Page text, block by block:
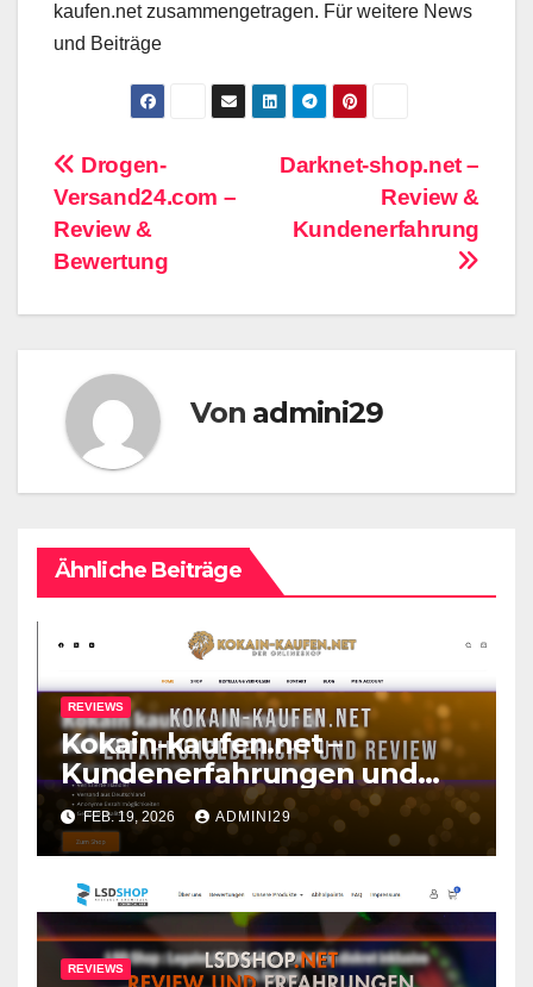
kaufen.net zusammengetragen. Für weitere News
und Beiträge
Beitragsnavigation
Darknet-shop.net –
Review &
Kundenerfahrung
Drogen-
Versand24.com –
Review &
Bewertung
Von admini29
Ähnliche Beiträge
REVIEWS
Kokain-kaufen.net –
Kundenerfahrungen und
Review zum Shop
FEB. 19, 2026 ADMINI29
REVIEWS